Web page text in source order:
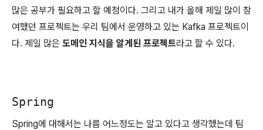
많은 공부가 필요하고 할 예정이다. 그리고 내가 올해 제일 많이 참
여했던 프로젝트는 우리 팀에서 운영하고 있는 Kafka 프로젝트이
다. 제일 많은 도메인 지식을 알게된 프로젝트라고 할 수 있다.
Spring
Spring에 대해서는 나름 어느정도는 알고 있다고 생각했는데 팀